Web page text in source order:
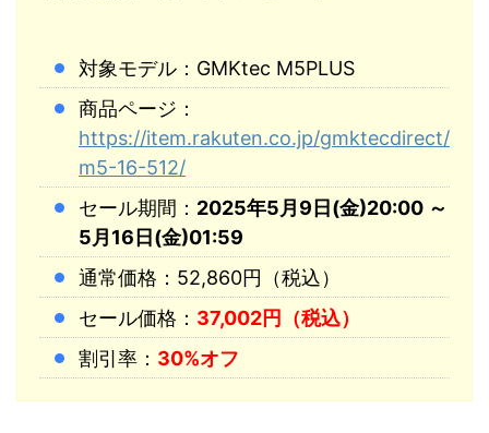
対象モデル：GMKtec M5PLUS
商品ページ：
https://item.rakuten.co.jp/gmktecdirect/
m5-16-512/
セール期間： 2025年5月9日(金)20:00 ～
5月16日(金)01:59
通常価格：52,860円（税込）
セール価格： 37,002円（税込）
割引率： 30%オフ